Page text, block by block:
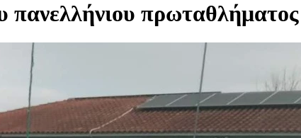
πρωταθλήματος